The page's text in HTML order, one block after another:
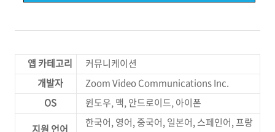
앱 카테고리
커뮤니케이션
개발자
Zoom Video Communications Inc.
OS
윈도우, 맥, 안드로이드, 아이폰
지원 언어
한국어, 영어, 중국어, 일본어, 스페인어, 프랑